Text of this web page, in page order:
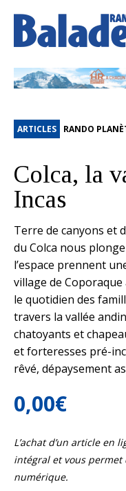
ARTICLES RANDO
Colca, la
Incas
Terre de canyons et
du Colca nous
l’espace prennent
village de
le quotidien des
travers la vallée
chatoyants et
et forteresses pré-
rêvé, dépaysement
0,00€
L’achat d’un article en
intégral et vous
numérique.